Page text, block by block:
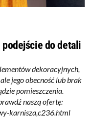
podejście do detali
dekoracyjnych,
jego obecność lub brak
pomieszczenia.
naszą ofertę:
karnisza,c236.html